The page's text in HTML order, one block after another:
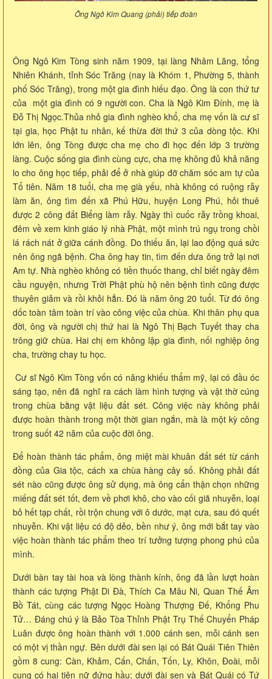
Ông Ngô Kim Quang (phải) tiếp đoàn
Ông Ngô Kim Tòng sinh năm 1909, tại làng Nhâm Lăng, tổng
Nhiên Khánh, tỉnh Sóc Trăng (nay là Khóm 1, Phường 5, thành
phố Sóc Trăng), trong một gia đình hiếu đạo. Ông là con thứ tư
của một gia đình có 9 người con. Cha là Ngô Kim Đính, mẹ là
Đỗ Thị Ngọc.Thủa nhỏ gia đình nghèo khổ, cha mẹ vốn là cư sĩ
tại gia, học Phật tu nhân, kế thừa đời thứ 3 của dòng tộc. Khi
lớn lên, ông Tòng được cha mẹ cho đi học đến lớp 3 trường
làng. Cuộc sống gia đình cùng cực, cha mẹ không đủ khả năng
lo cho ông học tiếp, phải để ở nhà giúp đỡ chăm sóc am tự của
Tổ tiên. Năm 18 tuổi, cha mẹ già yếu, nhà không có ruộng rẫy
làm ăn, ông tìm đến xã Phú Hữu, huyện Long Phú, hỏi thuê
được 2 công đất Biểng làm rẫy. Ngày thì cuốc rẫy trồng khoai,
đêm về xem kinh giáo lý nhà Phật, một mình trú ngụ trong chồi
lá rách nát ở giữa cánh đồng. Do thiếu ăn, lại lao động quá sức
nên ông ngã bệnh. Cha ông hay tin, tìm đến dưa ông trở lại nơi
Am tự. Nhà nghèo không có tiền thuốc thang, chỉ biết ngày đêm
cầu nguyện, nhưng Trời Phật phù hộ nên bệnh tình cũng được
thuyên giảm và rồi khỏi hẳn. Đó là năm ông 20 tuổi. Từ đó ông
dốc toàn tâm toàn trí vào công việc của chùa. Khi thân phụ qua
đời, ông và người chị thứ hai là Ngô Thị Bạch Tuyết thay cha
trông giữ chùa. Hai chị em không lập gia đình, nối nghiệp ông
cha, trường chay tu học.
Cư sĩ Ngô Kim Tòng vốn có năng khiếu thẩm mỹ, lại có đầu óc
sáng tạo, nên đã nghĩ ra cách làm hình tượng và vật thờ cúng
trong chùa bằng vật liệu đất sét. Công việc này không phải
được hoàn thành trong một thời gian ngắn, mà là một kỳ công
trong suốt 42 năm của cuộc đời ông.
Để hoàn thành tác phẩm, ông miệt mài khuân đất sét từ cánh
đồng của Gia tộc, cách xa chùa hàng cây số. Không phải đất
sét nào cũng được ông sử dụng, mà ông cẩn thận chọn những
miếng đất sét tốt, đem về phơi khô, cho vào cối giã nhuyễn, loại
bỏ hết tạp chất, rồi trộn chung với ô dước, mạt cưa, sau đó quết
nhuyễn. Khi vật liệu có độ dẻo, bền như ý, ông mới bắt tay vào
việc hoàn thành tác phẩm theo trí tưởng tượng phong phú của
mình.
Dưới bàn tay tài hoa và lòng thành kính, ông đã lần lượt hoàn
thành các tượng Phật Di Đà, Thích Ca Mâu Ni, Quan Thế Âm
Bồ Tát, cùng các tượng Ngọc Hoàng Thượng Đế, Khổng Phu
Tử… Đáng chú ý là Bảo Tòa Thỉnh Phật Trụ Thế Chuyển Pháp
Luân được ông hoàn thành với 1.000 cánh sen, mỗi cánh sen
có một vị thần ngự. Bên dưới đài sen lại có Bát Quái Tiên Thiên
gồm 8 cung: Càn, Khảm, Cấn, Chấn, Tốn, Ly, Khôn, Đoài, mỗi
cung có hai tiên nữ đứng hầu; dưới đài sen và Bát Quái có Tứ